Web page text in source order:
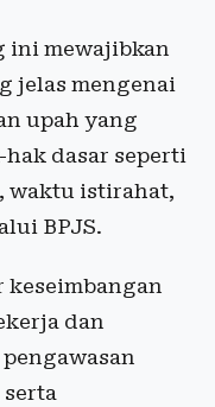
ini mewajibkan
jelas mengenai
upah yang
dasar seperti
waktu istirahat,
BPJS.
keseimbangan
dan
serta